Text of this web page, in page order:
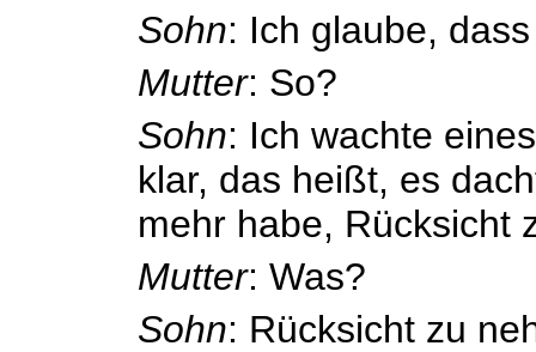
Sohn: Ich glaube,
Mutter: So?
Sohn: Ich wachte
klar, das heißt, es
mehr habe, Rücksicht
Mutter: Was?
Sohn: Rücksicht zu